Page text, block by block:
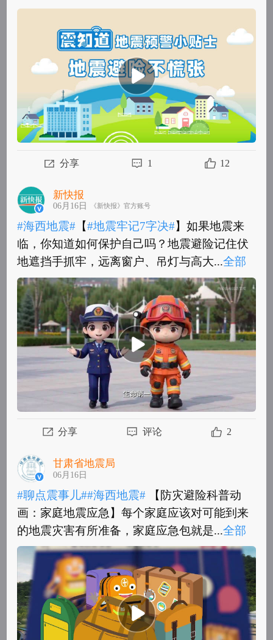
#青海海西6.3级地震#你收到地震预警信息了
吗？当你收到地震预警信息时，该如何正确应
对？戳视频一探究竟！#地震微科普# ​​​
分享 1 12
新快报
06月16日 《新快报》官方账号
#海西地震# 【#地震牢记7字决#】如果地震来
临，你知道如何保护自己吗？地震避险记住伏
地遮挡手抓牢，远离窗户、吊灯与高大...全部
#海西地震#【#地震牢记7字决#】如果地震来
临，你知道如何保护自己吗？地震避险记住伏
地遮挡手抓牢，远离窗户、吊灯与高大家... 全
部
分享 评论 2
甘肃省地震局
06月16日
#聊点震事儿##海西地震# 【防灾避险科普动
画：家庭地震应急】每个家庭应该对可能到来
的地震灾害有所准备，家庭应急包就是...全部
#聊点震事儿##海西地震#【防灾避险科普动
画：家庭地震应急】每个家庭应该对可能到来
的地震灾害有所准备，家庭应急包就是其...全
部